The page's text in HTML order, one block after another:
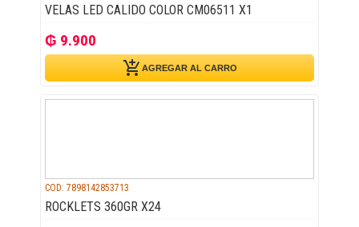
VELAS LED CALIDO COLOR CM06511 X1
₲ 9.900
add_shopping_cartAGREGAR AL CARRO
COD: 7898142853713
ROCKLETS 360GR X24